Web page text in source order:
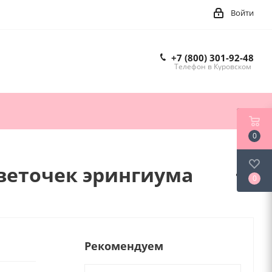
Войти
+7 (800) 301-92-48
Телефон в Куровском
эрингиума
Рекомендуем
0
0